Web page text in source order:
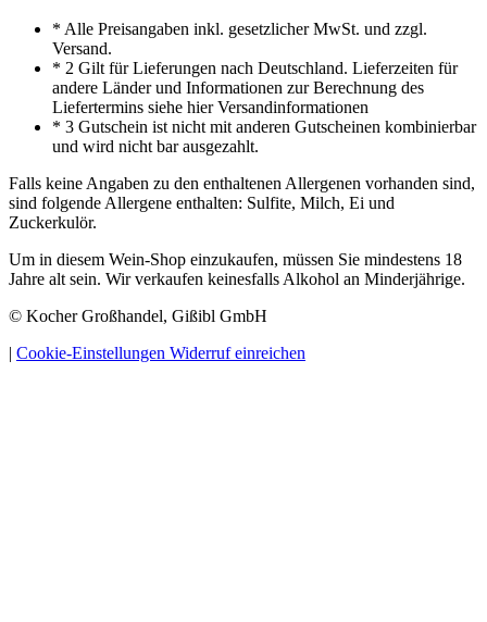
* Alle Preisangaben inkl. gesetzlicher MwSt. und zzgl.
Versand.
* 2 Gilt für Lieferungen nach Deutschland. Lieferzeiten für
andere Länder und Informationen zur Berechnung des
Liefertermins siehe hier Versandinformationen
* 3 Gutschein ist nicht mit anderen Gutscheinen kombinierbar
und wird nicht bar ausgezahlt.
Falls keine Angaben zu den enthaltenen Allergenen vorhanden sind,
sind folgende Allergene enthalten: Sulfite, Milch, Ei und
Zuckerkulör.
Um in diesem Wein-Shop einzukaufen, müssen Sie mindestens 18
Jahre alt sein. Wir verkaufen keinesfalls Alkohol an Minderjährige.
© Kocher Großhandel, Gißibl GmbH
| Cookie-Einstellungen Widerruf einreichen